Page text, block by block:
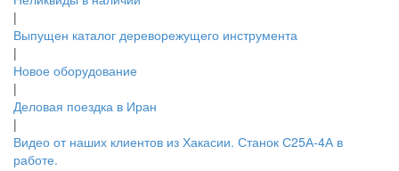
|
Выпущен каталог дереворежущего инструмента
|
Новое оборудование
|
Деловая поездка в Иран
|
Видео от наших клиентов из Хакасии. Станок С25А-4А в
работе.